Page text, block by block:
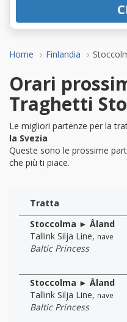
Home Finlandia
Orari
Traghetti
Le migliori partenze per la
la Svezia
Queste sono le prossime
che più ti piace.
Tratta
Stoccolma ► Åland
Tallink Silja Line, nave
Baltic Princess
Stoccolma ► Åland
Tallink Silja Line, nave
Baltic Princess